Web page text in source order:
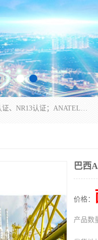
*是一家的测试、评估、检查与认机构，主要从事巴西NR10认证、NR12认证、NR13认证；ANATEL认证、INMTRO认证，欧盟CE认证：MD认证，PED认证，MID认证，ATEX认证，德国蓝色天使认证。
巴西
价格：
产品数